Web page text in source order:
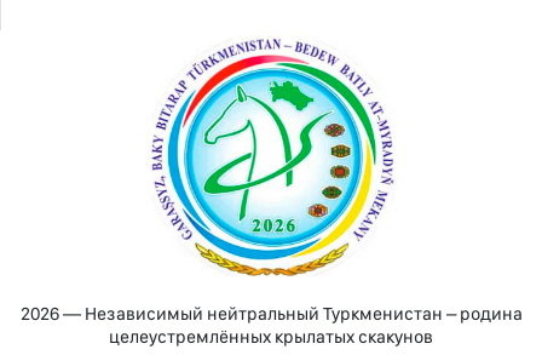
2026 — Независимый нейтральный Туркменистан – родина
целеустремлённых крылатых скакунов